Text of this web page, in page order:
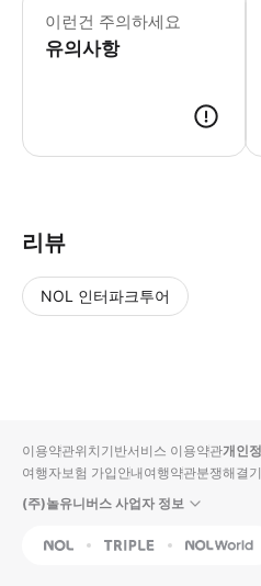
이런건 주의하세요
유의사항
리뷰
NOL 인터파크투어
입니
다.
순
상
이용약관위치기반서비스 이용약관개인
여행자보험 가입안내여행약관분쟁해결
(주)놀유니버스 사업자 정보
NOL Triple Interpark